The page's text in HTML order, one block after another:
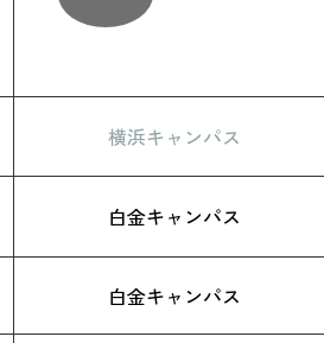
横浜キャンパス
白金キャンパス
白金キャンパス